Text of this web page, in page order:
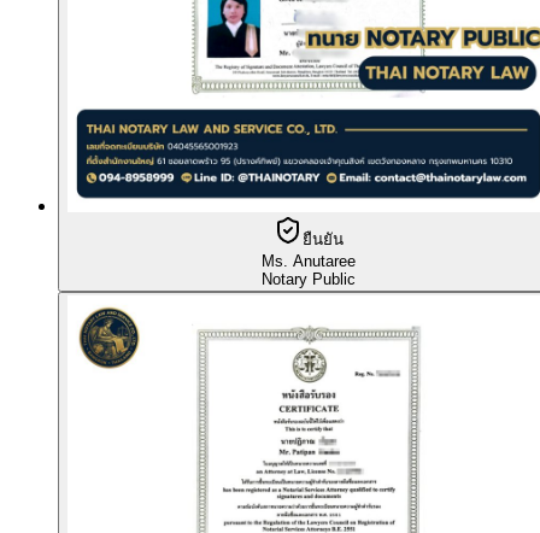
ยืนยัน
Ms. Anutaree
Notary Public